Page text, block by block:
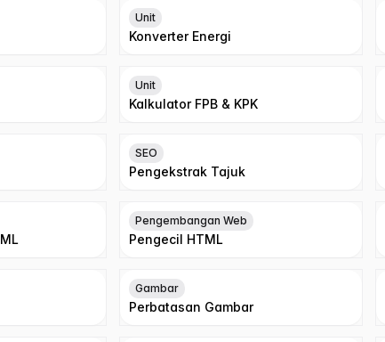
Unit
Konverter Energi
Unit
Kalkulator FPB & KPK
SEO
Pengekstrak Tajuk
Pengembangan Web
Pengecil HTML
Gambar
Perbatasan Gambar